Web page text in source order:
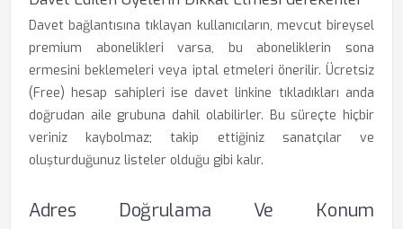
Davet bağlantısına tıklayan kullanıcıların, mevcut bireysel
premium abonelikleri varsa, bu aboneliklerin sona
ermesini beklemeleri veya iptal etmeleri önerilir. Ücretsiz
(Free) hesap sahipleri ise davet linkine tıkladıkları anda
doğrudan aile grubuna dahil olabilirler. Bu süreçte hiçbir
veriniz kaybolmaz; takip ettiğiniz sanatçılar ve
oluşturduğunuz listeler olduğu gibi kalır.
Adres Doğrulama Ve Konum